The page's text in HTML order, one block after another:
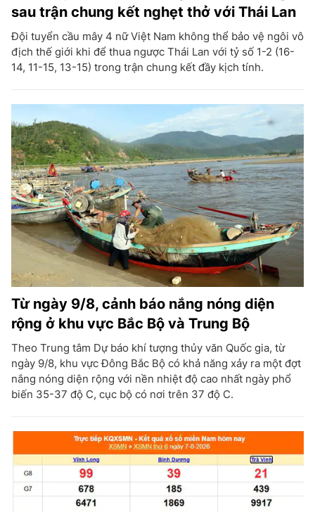
sau trận chung kết nghẹt thở với Thái Lan
Đội tuyển cầu mây 4 nữ Việt Nam không thể bảo vệ ngôi vô
địch thế giới khi để thua ngược Thái Lan với tỷ số 1-2 (16-
14, 11-15, 13-15) trong trận chung kết đầy kịch tính.
Từ ngày 9/8, cảnh báo nắng nóng diện
rộng ở khu vực Bắc Bộ và Trung Bộ
Theo Trung tâm Dự báo khí tượng thủy văn Quốc gia, từ
ngày 9/8, khu vực Đông Bắc Bộ có khả năng xảy ra một đợt
nắng nóng diện rộng với nền nhiệt độ cao nhất ngày phổ
biến 35-37 độ C, cục bộ có nơi trên 37 độ C.